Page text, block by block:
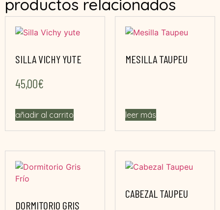
productos relacionados
SILLA VICHY YUTE
45,00€
añadir al carrito
MESILLA TAUPEU
leer más
DORMITORIO GRIS
CABEZAL TAUPEU